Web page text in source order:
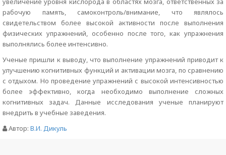
рабочую память, самоконтроль/внимание, что являлось
свидетельством более высокой активности после выполнения
физических упражнений, особенно после того, как упражнения
выполнялись более интенсивно.
Ученые пришли к выводу, что выполнение упражнений приводит к
улучшению когнитивных функций и активации мозга, по сравнению
с отдыхом. Но проведение упражнений с высокой интенсивностью
более эффективно, когда необходимо выполнение сложных
когнитивных задач. Данные исследования ученые планируют
внедрить в учебные заведения.
Автор: В.И. Дикуль